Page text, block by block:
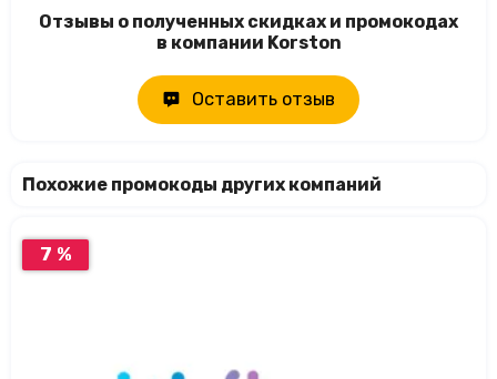
Отзывы о полученных скидках и промокодах
в компании Korston
Оставить отзыв
Похожие промокоды других компаний
7 %